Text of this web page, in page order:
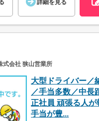
詳細を見る
式会社 狭山営業所
大型ドライバー／
／手当多数／中長
正社員 頑張る人
手当が豊...